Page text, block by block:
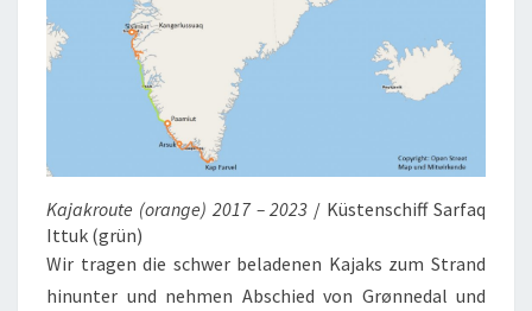
Kajakroute (orange) 2017 – 2023 / Küstenschiff Sarfaq
Ittuk (grün)
Wir tragen die schwer beladenen Kajaks zum Strand
hinunter und nehmen Abschied von Grønnedal und